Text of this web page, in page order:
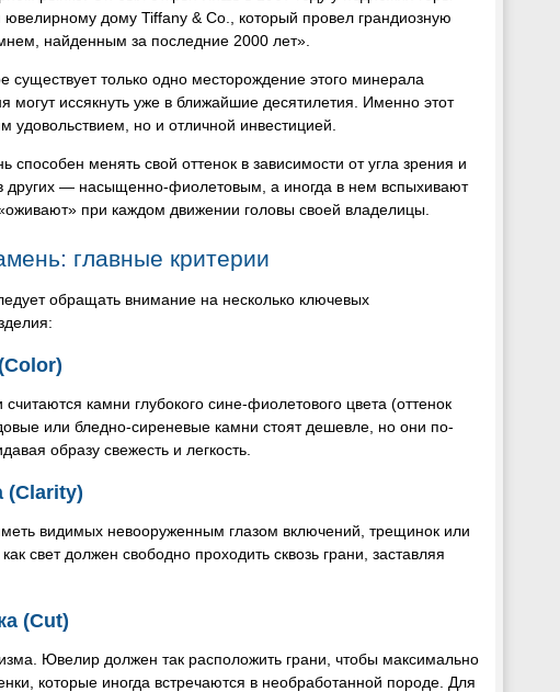
дому Tiffany & Co., который провел грандиозную
найденным за последние 2000 лет».
существует только одно месторождение этого минерала
иссякнуть уже в ближайшие десятилетия. Именно этот
удовольствием, но и отличной инвестицией.
менять свой оттенок в зависимости от угла зрения и
других — насыщенно-фиолетовым, а иногда в нем вспыхивают
при каждом движении головы своей владелицы.
главные критерии
обращать внимание на несколько ключевых
камни глубокого сине-фиолетового цвета (оттенок
или бледно-сиреневые камни стоят дешевле, но они по-
образу свежесть и легкость.
(Clarity)
видимых невооруженным глазом включений, трещинок или
свет должен свободно проходить сквозь грани, заставляя
(Cut)
Ювелир должен так расположить грани, чтобы максимально
которые иногда встречаются в необработанной породе. Для